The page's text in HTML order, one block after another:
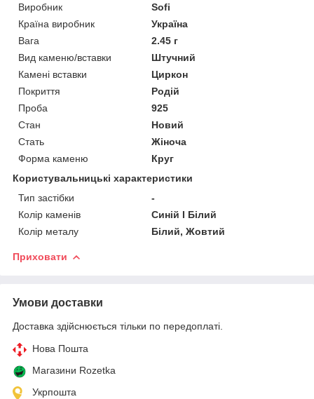
Виробник
Sofi
Країна виробник
Україна
Вага
2.45 г
Вид каменю/вставки
Штучний
Камені вставки
Циркон
Покриття
Родій
Проба
925
Стан
Новий
Стать
Жіноча
Форма каменю
Круг
Користувальницькі характеристики
Тип застібки
-
Колір каменів
Синій I Білий
Колір металу
Білий, Жовтий
Приховати
Умови доставки
Доставка здійснюється тільки по передоплаті.
Нова Пошта
Магазини Rozetka
Укрпошта